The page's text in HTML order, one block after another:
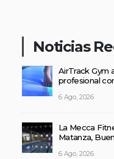
Noticias
AirTrack Gym
profesional
6 Ago, 2026
La Mecca
Matanza,
6 Ago, 2026